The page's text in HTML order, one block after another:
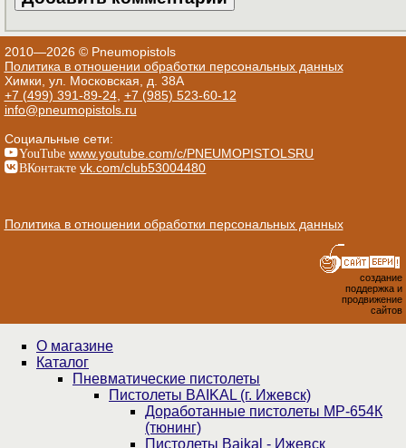
2010—2026 © Pneumopistols
Политика в отношении обработки персональных данных
Химки, ул. Московская, д. 38А
+7 (499) 391-89-24, +7 (985) 523-60-12
info@pneumopistols.ru
Социальные сети:
YouTube www.youtube.com/c/PNEUMOPISTOLSRU
ВКонтакте vk.com/club53004480
Политика в отношении обработки персональных данных
создание
поддержка и
продвижение
сайтов
О магазине
Каталог
Пнев­ма­ти­чес­кие пистолеты
Пистолеты BAIKAL (г. Ижевск)
Доработанные пистолеты МР-654К
(тюнинг)
Пистолеты Baikal - Ижевск